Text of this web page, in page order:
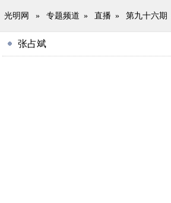
光明网 » 专题频道 » 直播 » 第九十六期
张占斌